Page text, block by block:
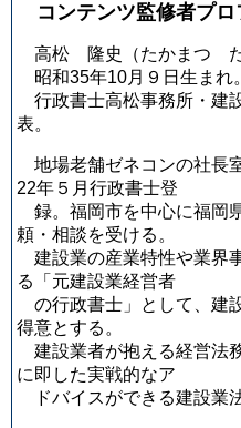
コンテンツ監修者プロ
高松 隆史
（たかまつ
昭和35年10月９日生まれ
行政書士高松事務所・建
表。
地場老舗ゼネコンの社長
22年５月行政書士登
録。福岡市を中心に福岡
頼・相談を受ける。
建設業の産業特性や業界
る「元建設業経営者
の行政書士」として、建
得意とする。
建設業者が抱える経営法
に即した実戦的なア
ドバイスができる建設業